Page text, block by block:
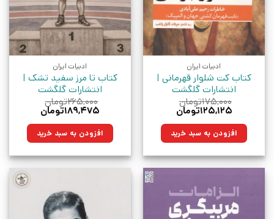
ادبیات ایران
کتاب کت شلوار قهرمانی |
انتشارات گلگشت
۱۷۵,۰۰۰تومان
قیمت
۱۷۵,۰۰۰تومان
بود.
۱۲۵,۱۲۵تومان
۱۲۵,۱۲۵تومان.افزودن به سبد خرید
ادبیات ایران
کتاب تا مرز سفید تشک |
انتشارات گلگشت
۲۶۵,۰۰۰تومان
قیمت
۲۶۵,۰۰۰تومان
بود.
۱۸۹,۴۷۵تومان
۱۸۹,۴۷۵تومان.افزودن به سبد خرید